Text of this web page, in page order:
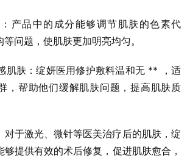
产品中的成分能够调节肌肤的色素代
问题，使肌肤更加明亮均匀。
肌肤：绽妍医用修护敷料温和无 ** ，适
，帮助他们缓解肌肤问题，提高肌肤质
对于激光、微针等医美治疗后的肌肤，绽
提供有效的术后修复，促进肌肤愈合，